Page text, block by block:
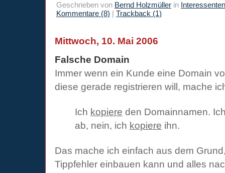
Geschrieben von Bernd Holzmüller in
Kommentare (8) | Trackback (1)
Mittwoch, 10. Mai 2006
Falsche Domain
Immer wenn ein Kunde eine Domain
diese gerade registrieren will, mache
Ich kopiere den Domainnamen.
ab, nein, ich kopiere ihn.
Das mache ich einfach aus dem
Tippfehler einbauen kann und alles